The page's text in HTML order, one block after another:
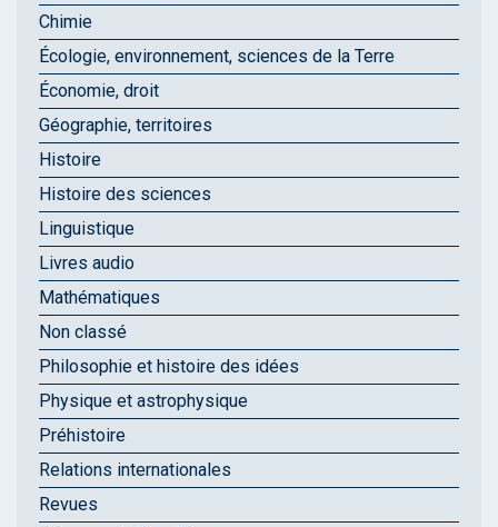
Chimie
Écologie, environnement, sciences de la Terre
Économie, droit
Géographie, territoires
Histoire
Histoire des sciences
Linguistique
Livres audio
Mathématiques
Non classé
Philosophie et histoire des idées
Physique et astrophysique
Préhistoire
Relations internationales
Revues